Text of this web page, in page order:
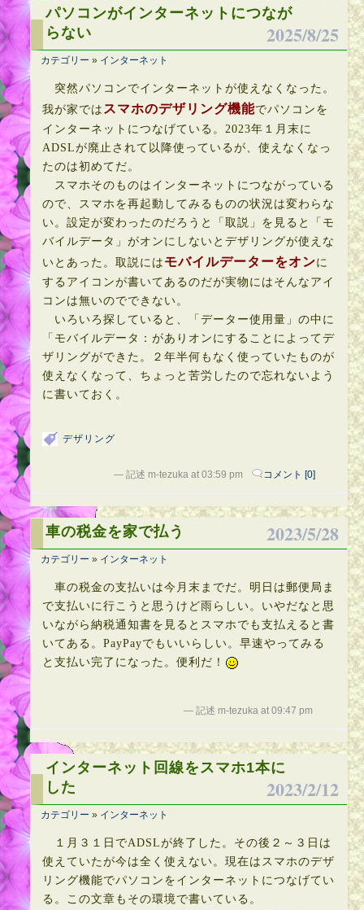
パソコンがインターネットにつなが
らない
2025/8/25
カテゴリー » インターネット
突然パソコンでインターネットが使えなくなった。
我が家では スマホのデザリング機能でパソコンを
インターネットにつなげている。2023年１月末に
ADSLが廃止されて以降使っているが、使えなくなっ
たのは初めてだ。
スマホそのものはインターネットにつながっている
ので、スマホを再起動してみるものの状況は変わらな
い。設定が変わったのだろうと「取説」を見ると「モ
バイルデータ」がオンにしないとデザリングが使えな
いとあった。取説には モバイルデーターをオンに
するアイコンが書いてあるのだが実物にはそんなアイ
コンは無いのでできない。
いろいろ探していると、「データー使用量」の中に
「モバイルデータ：がありオンにすることによってデ
ザリングができた。２年半何もなく使っていたものが
使えなくなって、ちょっと苦労したので忘れないよう
に書いておく。
デザリング
— 記述 m-tezuka at 03:59 pm コメント [0]
車の税金を家で払う 2023/5/28
カテゴリー » インターネット
車の税金の支払いは今月末までだ。明日は郵便局ま
で支払いに行こうと思うけど雨らしい。いやだなと思
いながら納税通知書を見るとスマホでも支払えると書
いてある。PayPayでもいいらしい。早速やってみる
と支払い完了になった。便利だ！
— 記述 m-tezuka at 09:47 pm
インターネット回線をスマホ1本に
した
2023/2/12
カテゴリー » インターネット
１月３１日でADSLが終了した。その後２～３日は
使えていたが今は全く使えない。現在はスマホのデザ
リング機能でパソコンをインターネットにつなげてい
る。この文章もその環境で書いている。